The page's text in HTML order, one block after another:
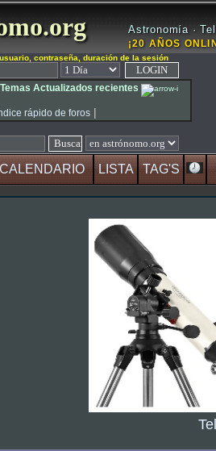
Astronomía ·
¡20 AÑOS
contraseña, duración de la sesión
Actualizados recientes
rápido de foros |
CALENDARIO LISTA TAG'S